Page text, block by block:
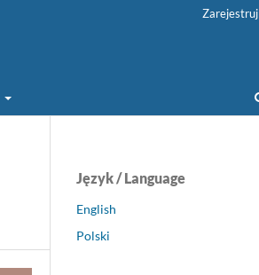
Zarejestruj
Język / Language
English
Polski